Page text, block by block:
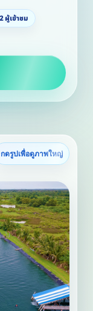
ผู้เข้าชม
กดรูปเพื่อดูภาพใหญ่